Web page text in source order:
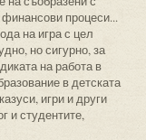
финансови процеси...
на игра с цел
но сигурно, за
на работа в
в детската
игри и други
и студентите,